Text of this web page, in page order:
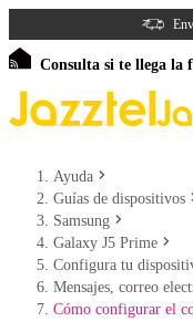
Consulta si te llega la
Ayuda
Guías de dispositivos
Samsung
Galaxy J5 Prime
Configura tu
Mensajes, correo
Cómo configurar el